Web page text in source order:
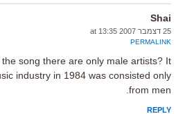
Shai
25 דצמבר 2007 at 13:35
PERMALINK
song there are only male artists? It
industry in 1984 was consisted only
from men.
REPLY